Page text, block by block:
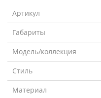
Артикул
Габариты
Модель/коллекция
Стиль
Материал